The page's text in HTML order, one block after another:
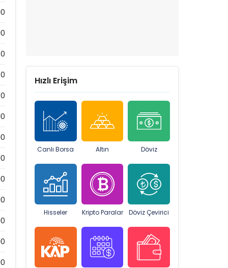
0
0
0
Hızlı Erişim
Canlı Borsa Altın Döviz
Hisseler Kripto Paralar Döviz Çevirici